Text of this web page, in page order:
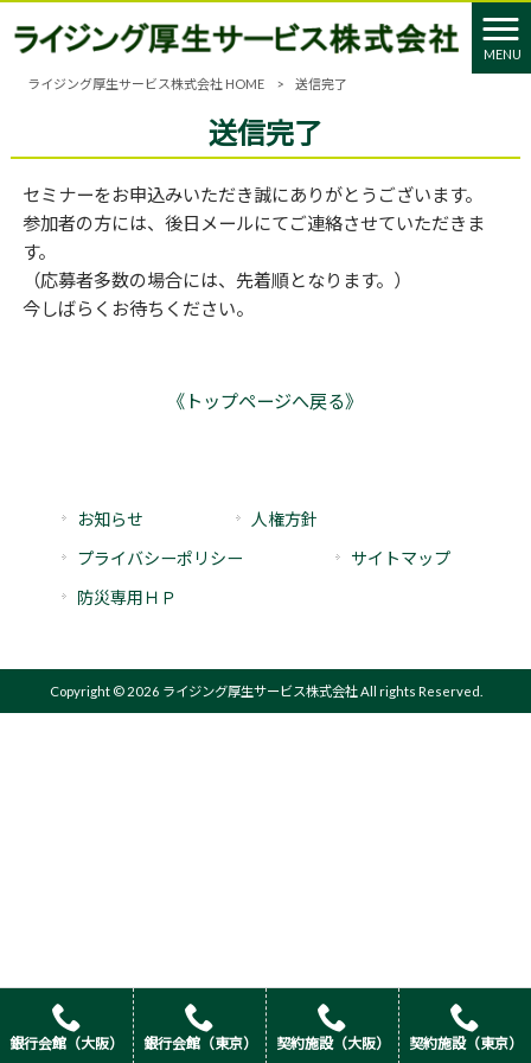
MENU
ライジング厚生サービス株式会社 HOME
> 送信完了
送信完了
セミナーをお申込みいただき誠にありがとうございます。
参加者の方には、後日メールにてご連絡させていただきま
す。
（応募者多数の場合には、先着順となります。）
今しばらくお待ちください。
《トップページへ戻る》
お知らせ
人権方針
プライバシーポリシー
サイトマップ
防災専用ＨＰ
Copyright © 2026 ライジング厚生サービス株式会社 All rights Reserved.
銀行会館（大阪） 銀行会館（東京） 契約施設（大阪） 契約施設（東京）